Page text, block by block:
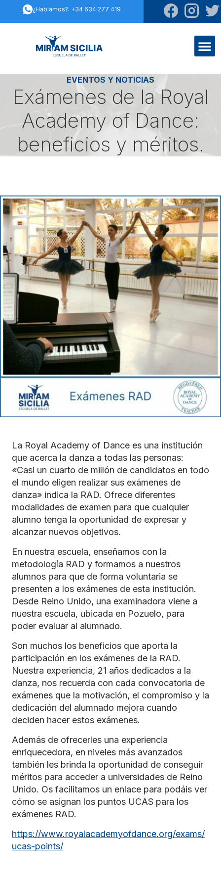
¿Hablamos?: +34 634 277 419
EVENTOS Y NOTICIAS
Exámenes de la Royal
Academy of Dance:
beneficios y méritos.
La Royal Academy of Dance es una institución
que acerca la danza a todas las personas:
«Casi un cuarto de millón de candidatos en todo
el mundo eligen realizar sus exámenes de
danza» indica la RAD. Ofrece diferentes
modalidades de examen para que cualquier
alumno tenga la oportunidad de expresar y
alcanzar nuevos objetivos.
En nuestra escuela, enseñamos con la
metodología RAD y formamos a nuestros
alumnos para que de forma voluntaria se
presenten a los exámenes de esta institución.
Desde Reino Unido, una examinadora viene a
nuestra escuela, ubicada en Pozuelo, para
poder evaluar al alumnado.
Son muchos los beneficios que aporta la
participación en los exámenes de la RAD.
Nuestra experiencia, 21 años dedicados a la
danza, nos recuerda con cada convocatoria de
exámenes que la motivación, el compromiso y la
dedicación del alumnado mejora cuando
deciden hacer estos exámenes.
Además de ofrecerles una experiencia
enriquecedora, en niveles más avanzados
también les brinda la oportunidad de conseguir
méritos para acceder a universidades de Reino
Unido. Os facilitamos un enlace para podáis ver
cómo se asignan los puntos UCAS para los
exámenes RAD.
https://www.royalacademyofdance.org/exams/
ucas-points/